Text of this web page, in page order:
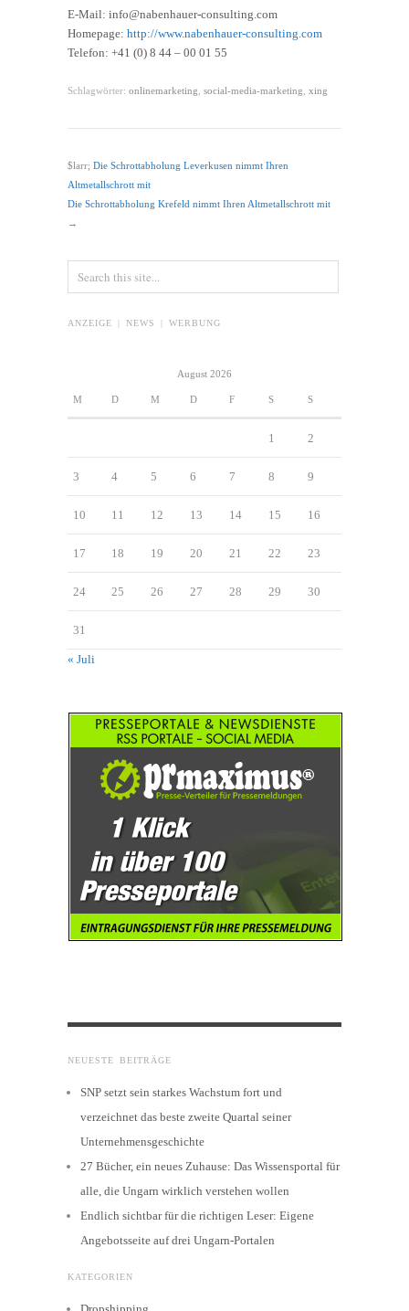
E-Mail: info@nabenhauer-consulting.com
Homepage: http://www.nabenhauer-consulting.com
Telefon: +41 (0) 8 44 – 00 01 55
Schlagwörter: onlinemarketing social-media-marketing xing
$larr; Die Schrottabholung Leverkusen nimmt Ihren
Altmetallschrott mit
Die Schrottabholung Krefeld nimmt Ihren Altmetallschrott mit
→
ANZEIGE | NEWS | WERBUNG
August 2026
M D M D F S S
1 2
3 4 5 6 7 8 9
10 11 12 13 14 15 16
17 18 19 20 21 22 23
24 25 26 27 28 29 30
31
« Juli
NEUESTE BEITRÄGE
SNP setzt sein starkes Wachstum fort und
verzeichnet das beste zweite Quartal seiner
Unternehmensgeschichte
27 Bücher, ein neues Zuhause: Das Wissensportal für
alle, die Ungarn wirklich verstehen wollen
Endlich sichtbar für die richtigen Leser: Eigene
Angebotsseite auf drei Ungarn-Portalen
KATEGORIEN